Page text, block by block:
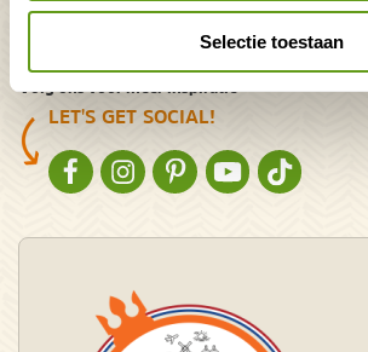
Selectie toestaan
Volg ons voor meer inspiratie
LET'S GET SOCIAL!
NATURESCANNER OP FACEBOOK
NATURESCANNER OP INSTAGRAM
NATURESCANNER OP
NATURESCANNER